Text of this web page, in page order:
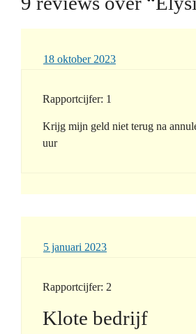
18 oktober 2023
Rapportcijfer: 1
Krijg mijn geld niet terug na
uur
5 januari 2023
Rapportcijfer: 2
Klote bedrijf